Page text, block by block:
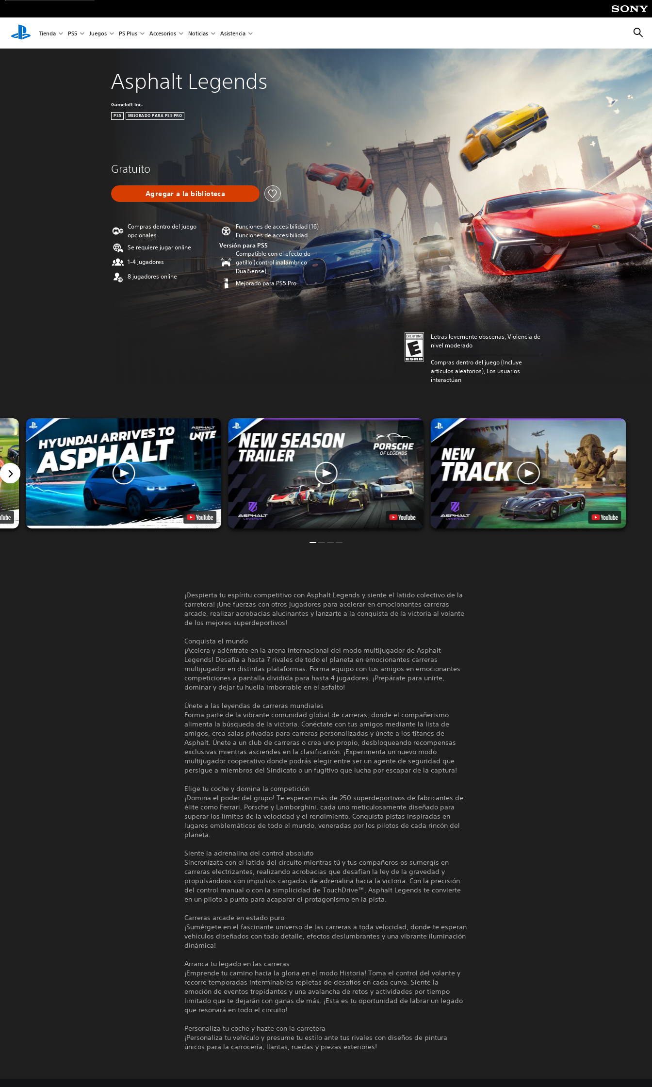
Tienda PS5 Juegos PS Plus Accesorios Noticias Asistencia
Asphalt Legends
Gameloft Inc.
PS5 MEJORADO PARA PS5 PRO
Gratuito
Agregar a la biblioteca
Compras dentro del juego
opcionales
Se requiere jugar online
1-4 jugadores
8 jugadores online
Funciones de accesibilidad (16)
Funciones de accesibilidad
Versión para PS5
Compatible con el efecto de
gatillo (control inalámbrico
DualSense)
Mejorado para PS5 Pro
Letras levemente obscenas, Violencia de
nivel moderado
Compras dentro del juego (Incluye
artículos aleatorios), Los usuarios
interactúan
¡Despierta tu espíritu competitivo con Asphalt Legends y siente el latido colectivo de la
carretera! ¡Une fuerzas con otros jugadores para acelerar en emocionantes carreras
arcade, realizar acrobacias alucinantes y lanzarte a la conquista de la victoria al volante
de los mejores superdeportivos!
Conquista el mundo
¡Acelera y adéntrate en la arena internacional del modo multijugador de Asphalt
Legends! Desafía a hasta 7 rivales de todo el planeta en emocionantes carreras
multijugador en distintas plataformas. Forma equipo con tus amigos en emocionantes
competiciones a pantalla dividida para hasta 4 jugadores. ¡Prepárate para unirte,
dominar y dejar tu huella imborrable en el asfalto!
Únete a las leyendas de carreras mundiales
Forma parte de la vibrante comunidad global de carreras, donde el compañerismo
alimenta la búsqueda de la victoria. Conéctate con tus amigos mediante la lista de
amigos, crea salas privadas para carreras personalizadas y únete a los titanes de
Asphalt. Únete a un club de carreras o crea uno propio, desbloqueando recompensas
exclusivas mientras asciendes en la clasificación. ¡Experimenta un nuevo modo
multijugador cooperativo donde podrás elegir entre ser un agente de seguridad que
persigue a miembros del Sindicato o un fugitivo que lucha por escapar de la captura!
Elige tu coche y domina la competición
¡Domina el poder del grupo! Te esperan más de 250 superdeportivos de fabricantes de
élite como Ferrari, Porsche y Lamborghini, cada uno meticulosamente diseñado para
superar los límites de la velocidad y el rendimiento. Conquista pistas inspiradas en
lugares emblemáticos de todo el mundo, veneradas por los pilotos de cada rincón del
planeta.
Siente la adrenalina del control absoluto
Sincronízate con el latido del circuito mientras tú y tus compañeros os sumergís en
carreras electrizantes, realizando acrobacias que desafían la ley de la gravedad y
propulsándoos con impulsos cargados de adrenalina hacia la victoria. Con la precisión
del control manual o con la simplicidad de TouchDrive™, Asphalt Legends te convierte
en un piloto a punto para acaparar el protagonismo en la pista.
Carreras arcade en estado puro
¡Sumérgete en el fascinante universo de las carreras a toda velocidad, donde te esperan
vehículos diseñados con todo detalle, efectos deslumbrantes y una vibrante iluminación
dinámica!
Arranca tu legado en las carreras
¡Emprende tu camino hacia la gloria en el modo Historia! Toma el control del volante y
recorre temporadas interminables repletas de desafíos en cada curva. Siente la
emoción de eventos trepidantes y una avalancha de retos y actividades por tiempo
limitado que te dejarán con ganas de más. ¡Esta es tu oportunidad de labrar un legado
que resonará en todo el circuito!
Personaliza tu coche y hazte con la carretera
¡Personaliza tu vehículo y presume tu estilo ante tus rivales con diseños de pintura
únicos para la carrocería, llantas, ruedas y piezas exteriores!